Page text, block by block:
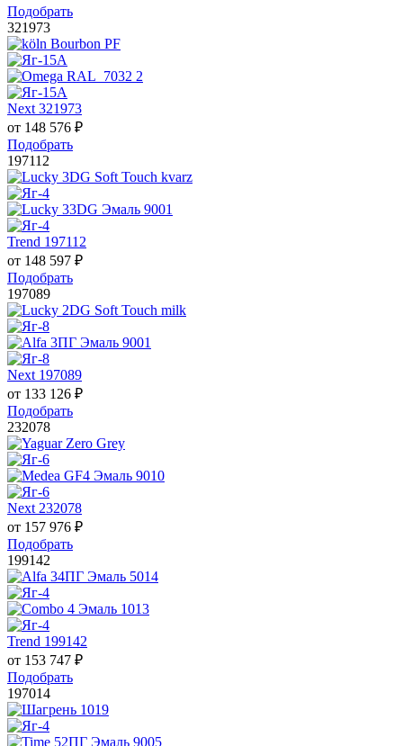
Подобрать
321973
Next 321973
от 148 576 ₽
Подобрать
197112
Trend 197112
от 148 597 ₽
Подобрать
197089
Next 197089
от 133 126 ₽
Подобрать
232078
Next 232078
от 157 976 ₽
Подобрать
199142
Trend 199142
от 153 747 ₽
Подобрать
197014